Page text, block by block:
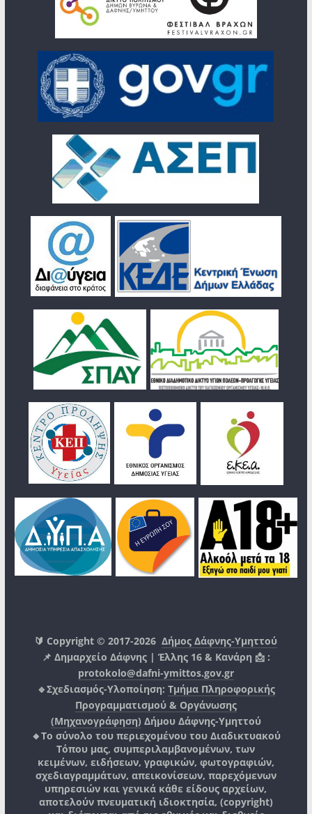
🔰 Copyright © 2017-2026Δήμος Δάφνης-Υμηττού
📌 Δημαρχείο Δάφνης | Έλλης 16 & Κανάρη 📩 :
protokolo@dafni-ymittos.gov.gr
🔹Σχεδιασμός-Υλοποίηση: Τμήμα Πληροφορικής
Προγραμματισμού & Οργάνωσης
(Μηχανογράφηση) Δήμου Δάφνης-Υμηττού
🔸Το σύνολο του περιεχομένου του Διαδικτυακού
Τόπου μας, συμπεριλαμβανομένων, των
κειμένων, ειδήσεων, γραφικών, φωτογραφιών,
σχεδιαγραμμάτων, απεικονίσεων, παρεχόμενων
υπηρεσιών και γενικά κάθε είδους αρχείων,
αποτελούν πνευματική ιδιοκτησία, (copyright)